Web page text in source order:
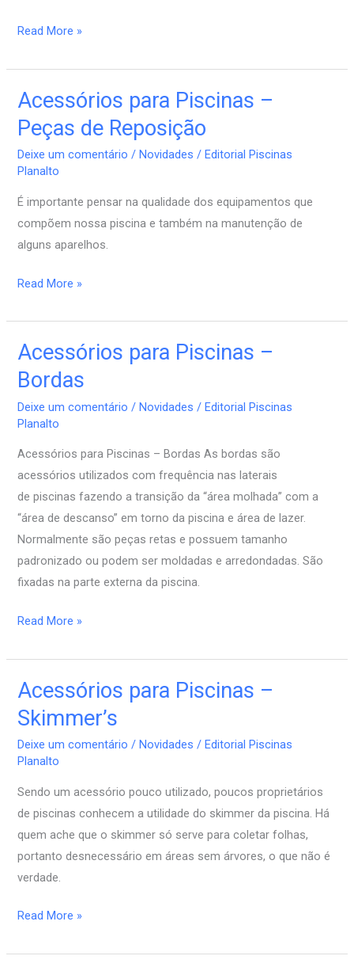
Read More »
Acessórios para Piscinas –
Peças de Reposição
Deixe um comentário /Novidades /Editorial Piscinas
Planalto
É importante pensar na qualidade dos equipamentos que
compõem nossa piscina e também na manutenção de
alguns aparelhos.
Acessórios
para
Piscinas
–
de
Reposição
Read More »
Acessórios para Piscinas –
Bordas
Deixe um comentário /Novidades /Editorial Piscinas
Planalto
Acessórios para Piscinas – Bordas As bordas são
acessórios utilizados com frequência nas laterais
de piscinas fazendo a transição da “área molhada” com a
“área de descanso” em torno da piscina e área de lazer.
Normalmente são peças retas e possuem tamanho
padronizado ou podem ser moldadas e arredondadas. São
fixadas na parte externa da piscina.
Acessórios
para
Piscinas
–
Read More »
Acessórios para Piscinas –
Skimmer’s
Deixe um comentário /Novidades /Editorial Piscinas
Planalto
Sendo um acessório pouco utilizado, poucos proprietários
de piscinas conhecem a utilidade do skimmer da piscina. Há
quem ache que o skimmer só serve para coletar folhas,
portanto desnecessário em áreas sem árvores, o que não é
verdade.
Acessórios
para
Piscinas
–
Read More »